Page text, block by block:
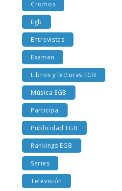
Cromos
Egb
Entrevistas
Examen
Libros y lecturas EGB
Música EGB
Participa
Publicidad EGB
Rankings EGB
Series
Televisión